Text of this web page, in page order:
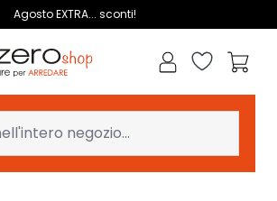
Agosto EXTRA... sconti!
Lista dei